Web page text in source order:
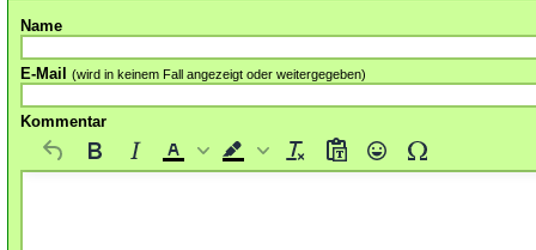
Name
E-Mail (wird in keinem Fall angezeigt oder weitergegeben)
Kommentar